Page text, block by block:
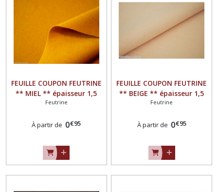
FEUILLE COUPON FEUTRINE
** MIEL ** épaisseur 1,5
mm
Feutrine
À partir de 0€95
FEUILLE COUPON FEUTRINE
** BEIGE ** épaisseur 1,5
mm
Feutrine
À partir de 0€95